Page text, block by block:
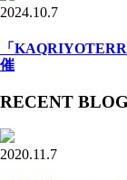
2024.10.7
「
催
RECENT
2020.11.7